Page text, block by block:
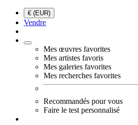
€ (EUR)
Vendre
Mes œuvres favorites
Mes artistes favoris
Mes galeries favorites
Mes recherches favorites
Recommandés pour vous
Faire le test personnalisé